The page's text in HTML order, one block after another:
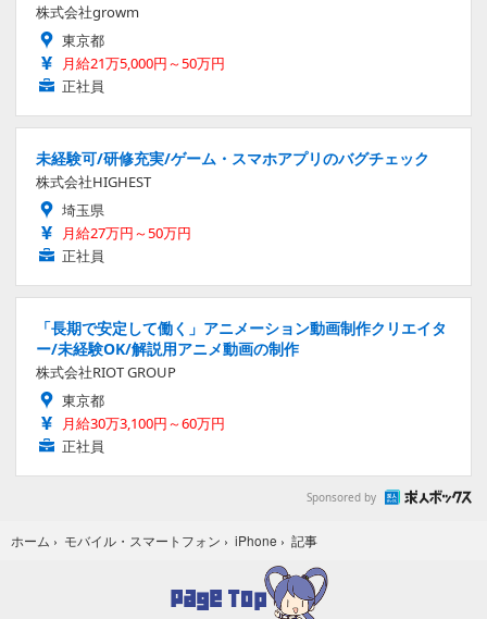
株式会社growm
東京都
月給21万5,000円～50万円
正社員
未経験可/研修充実/ゲーム・スマホアプリのバグチェック
株式会社HIGHEST
埼玉県
月給27万円～50万円
正社員
「長期で安定して働く」アニメーション動画制作クリエイタ
ー/未経験OK/解説用アニメ動画の制作
株式会社RIOT GROUP
東京都
月給30万3,100円～60万円
正社員
Sponsored by
ホーム › モバイル・スマートフォン › iPhone › 記事